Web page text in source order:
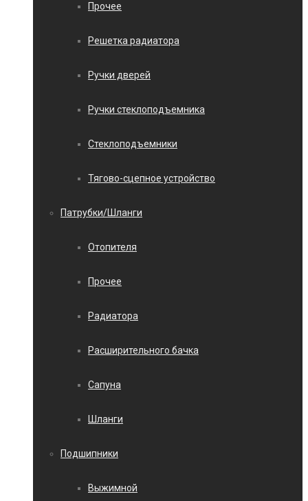
Прочее
Решетка радиатора
Ручки дверей
Ручки стеклоподъемника
Стеклоподъемники
Тягово-сцепное устройство
Патрубки/Шланги
Отопителя
Прочее
Радиатора
Расширительного бачка
Сапуна
Шланги
Подшипники
Выжимной